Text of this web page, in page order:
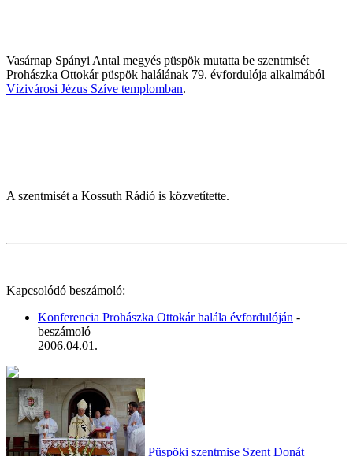
Vasárnap Spányi Antal megyés püspök mutatta be szentmisét
Prohászka Ottokár püspök halálának 79. évfordulója alkalmából
Vízivárosi Jézus Szíve templomban.
A szentmisét a Kossuth Rádió is közvetítette.
Kapcsolódó beszámoló:
Konferencia Prohászka Ottokár halála évfordulóján -
beszámoló
2006.04.01.
Püspöki szentmise Szent Donát